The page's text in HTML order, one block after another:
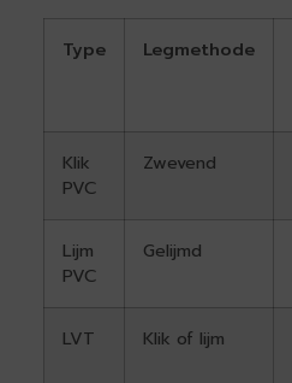
Type Legmethode
Klik
PVC
Zwevend
Lijm
PVC
Gelijmd
LVT Klik of lijm